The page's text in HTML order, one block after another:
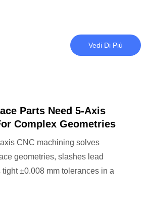
Vedi Di Più
Parts Need 5-Axis
Complex Geometries
CNC machining solves
geometries, slashes lead
±0.008 mm tolerances in a